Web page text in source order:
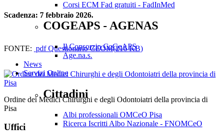
Corsi ECM Fad gratuiti - FadInMed
COGEAPS - AGENAS
Il Consorzio CoGeAPS
Age.na.s.
News
Servizi Online
Cittadini
Albi professionali OMCeO Pisa
Ricerca Iscritti Albo Nazionale - FNOMCeO
Scadenza: 7 febbraio 2026.
FONTE: pdfQuestionario CEOM(216 KB)
Ordine dei Medici Chirurghi e degli Odontoiatri della provincia di
Pisa
Uffici